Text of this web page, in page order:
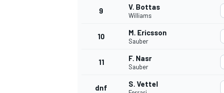
9 V. Bottas
Williams
10 M. Ericsson
Sauber
11 F. Nasr
Sauber
dnf S. Vettel